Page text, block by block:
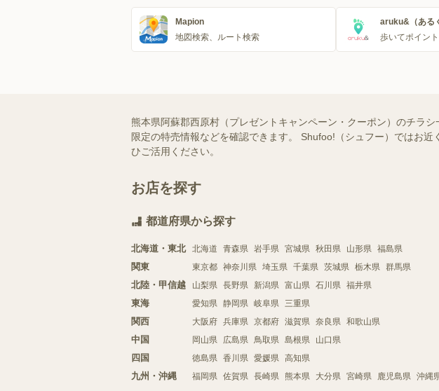
Mapion
地図検索、ルート検索
aruku&（ある
歩いてポイン
熊本県阿蘇郡西原村（プレゼントキャンペーン・クーポン）のチラ
限定の特売情報などを確認できます。 Shufoo!（シュフー）ではお
ひご活用ください。
お店を探す
都道府県から探す
北海道・東北 北海道 青森県 岩手県 宮城県 秋田県 山形県 福島県
関東 東京都 神奈川県 埼玉県 千葉県 茨城県 栃木県 群馬県
北陸・甲信越 山梨県 長野県 新潟県 富山県 石川県 福井県
東海 愛知県 静岡県 岐阜県 三重県
関西 大阪府 兵庫県 京都府 滋賀県 奈良県 和歌山県
中国 岡山県 広島県 鳥取県 島根県 山口県
四国 徳島県 香川県 愛媛県 高知県
九州・沖縄 福岡県 佐賀県 長崎県 熊本県 大分県 宮崎県 鹿児島県 沖縄